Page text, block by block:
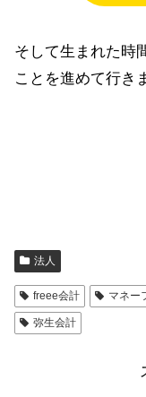
そして生まれた時
ことを進めて行き
法人
freee会計 マネー
弥生会計